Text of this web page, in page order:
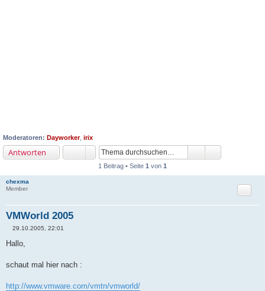
Moderatoren: Dayworker, irix
Antworten
1 Beitrag • Seite 1 von 1
chexma
Member
VMWorld 2005
Zitat
e
i
a
29.10.2005, 22:01
Hallo,
schaut mal hier nach :
http://www.vmware.com/vmtn/vmworld/